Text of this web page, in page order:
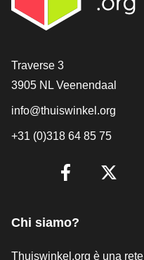
[_General:Contact]
Traverse 3
3905 NL Veenendaal
info@thuiswinkel.org
+31 (0)318 64 85 75
Chi siamo?
Thuiswinkel.org è una